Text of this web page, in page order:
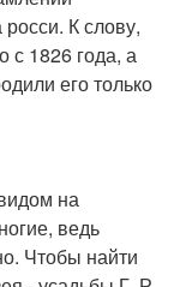
К слову,
с 1826 года, а
его только
на
ведь
Чтобы найти